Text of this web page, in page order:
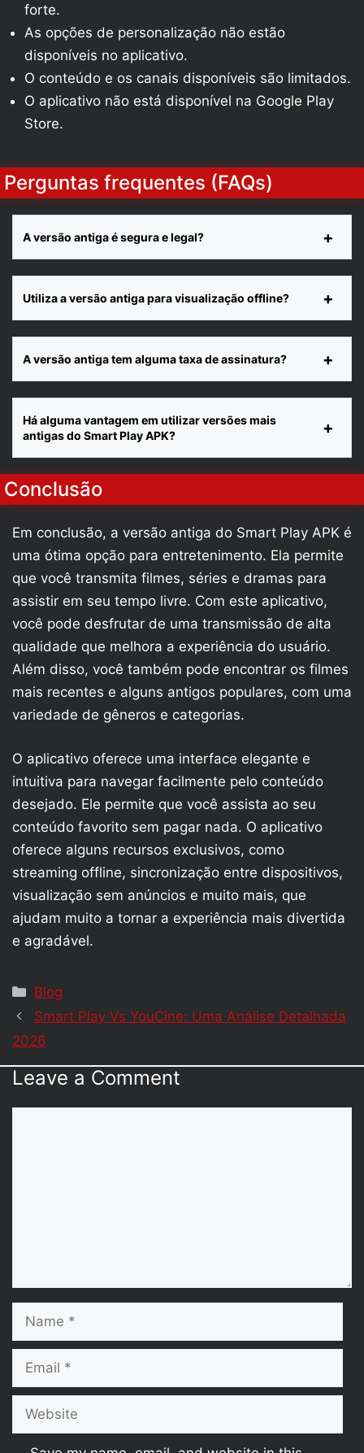
forte.
As opções de personalização não estão
disponíveis no aplicativo.
O conteúdo e os canais disponíveis são limitados.
O aplicativo não está disponível na Google Play
Store.
Perguntas frequentes (FAQs)
A versão antiga é segura e legal?
Utiliza a versão antiga para visualização offline?
A versão antiga tem alguma taxa de assinatura?
Há alguma vantagem em utilizar versões mais
antigas do Smart Play APK?
Conclusão
Em conclusão, a versão antiga do Smart Play APK é
uma ótima opção para entretenimento. Ela permite
que você transmita filmes, séries e dramas para
assistir em seu tempo livre. Com este aplicativo,
você pode desfrutar de uma transmissão de alta
qualidade que melhora a experiência do usuário.
Além disso, você também pode encontrar os filmes
mais recentes e alguns antigos populares, com uma
variedade de gêneros e categorias.
O aplicativo oferece uma interface elegante e
intuitiva para navegar facilmente pelo conteúdo
desejado. Ele permite que você assista ao seu
conteúdo favorito sem pagar nada. O aplicativo
oferece alguns recursos exclusivos, como
streaming offline, sincronização entre dispositivos,
visualização sem anúncios e muito mais, que
ajudam muito a tornar a experiência mais divertida
e agradável.
Categories
Blog
Smart Play Vs YouCine: Uma Análise Detalhada
2026
Leave a Comment
Name
Email
Website